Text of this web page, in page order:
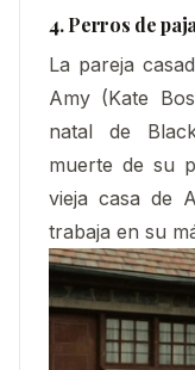
4. Perros de paja
La pareja
Amy (Kate
natal de
muerte de su
vieja casa de
trabaja en su